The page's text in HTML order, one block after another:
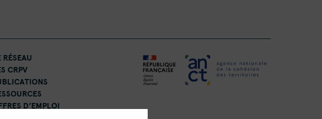
RÉSEAU
CRPV
D’EMPLOI